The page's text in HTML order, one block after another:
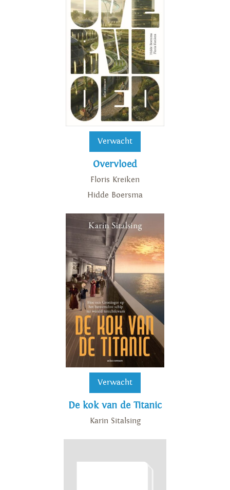
Verwacht
Overvloed
Floris Kreiken
Hidde Boersma
Verwacht
De kok van de Titanic
Karin Sitalsing